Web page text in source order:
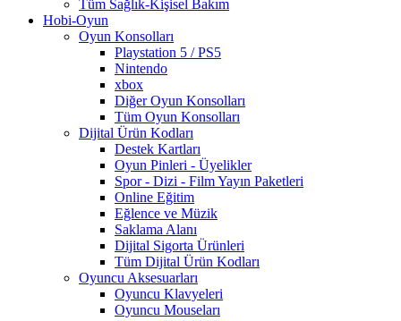
Tüm Sağlık-Kişisel Bakım
Hobi-Oyun
Oyun Konsolları
Playstation 5 / PS5
Nintendo
xbox
Diğer Oyun Konsolları
Tüm Oyun Konsolları
Dijital Ürün Kodları
Destek Kartları
Oyun Pinleri - Üyelikler
Spor - Dizi - Film Yayın Paketleri
Online Eğitim
Eğlence ve Müzik
Saklama Alanı
Dijital Sigorta Ürünleri
Tüm Dijital Ürün Kodları
Oyuncu Aksesuarları
Oyuncu Klavyeleri
Oyuncu Mouseları